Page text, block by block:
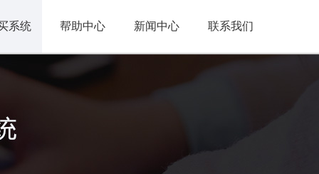
系统 帮助中心 新闻中心 联系我们